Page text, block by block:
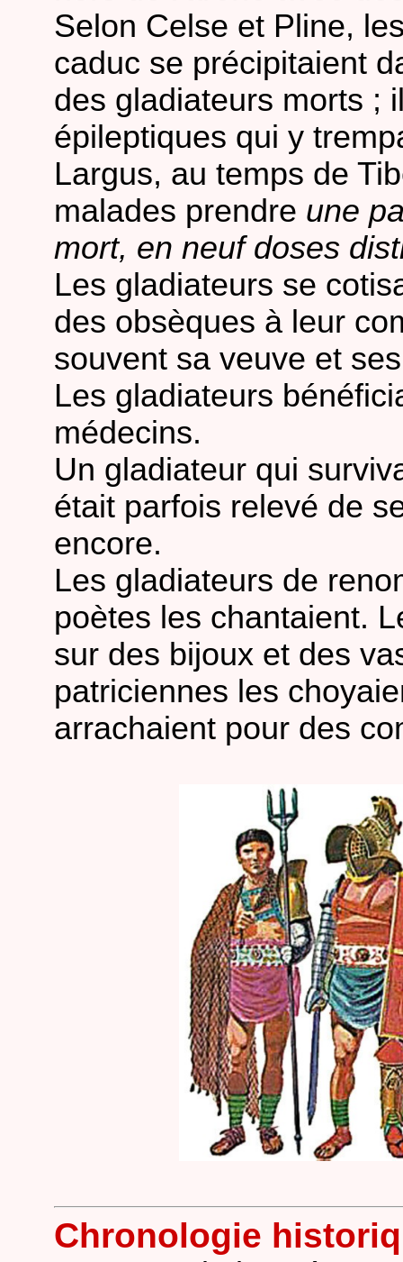
Selon Celse et Pline,
caduc se précipitaient
des gladiateurs morts ;
épileptiques qui y
Largus, au temps de
malades prendre une
mort, en neuf doses
Les gladiateurs se
des obsèques à leur
souvent sa veuve et
Les gladiateurs
médecins.
Un gladiateur qui
était parfois relevé de
encore.
Les gladiateurs de
poètes les chantaient.
sur des bijoux et des
patriciennes les
arrachaient pour des
Chronologie